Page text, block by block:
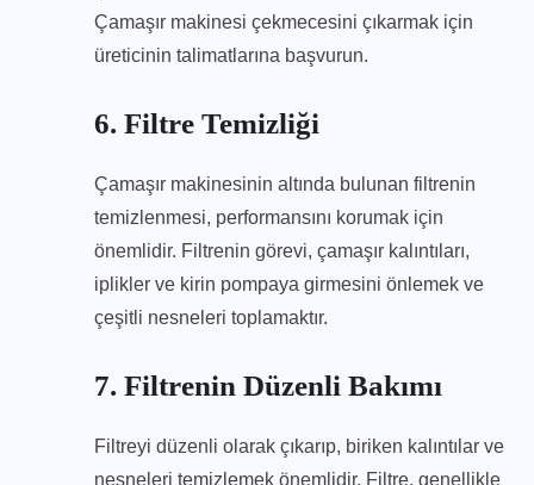
Çamaşır makinesi çekmecesini çıkarmak için
üreticinin talimatlarına başvurun.
6. Filtre Temizliği
Çamaşır makinesinin altında bulunan filtrenin
temizlenmesi, performansını korumak için
önemlidir. Filtrenin görevi, çamaşır kalıntıları,
iplikler ve kirin pompaya girmesini önlemek ve
çeşitli nesneleri toplamaktır.
7. Filtrenin Düzenli Bakımı
Filtreyi düzenli olarak çıkarıp, biriken kalıntılar ve
nesneleri temizlemek önemlidir. Filtre, genellikle